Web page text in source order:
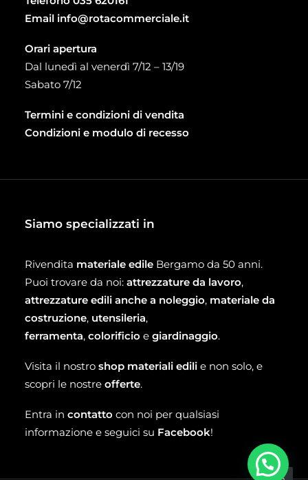
Email info@rotacommerciale.it
Orari apertura
Dal lunedì al venerdì 7/12 – 13/19
Sabato 7/12
Termini e condizioni di vendita
Condizioni e modulo di recesso
Siamo specializzati in
Rivendita materiale edile Bergamo da 50 anni.
Puoi trovare da noi: attrezzature da lavoro,
attrezzature edili anche a noleggio, materiale da
costruzione, utensileria,
ferramenta, colorificio e giardinaggio.
Visita il nostro shop materiali edili e non solo, e
scopri le nostre offerte.
Entra in contatto con noi per qualsiasi
informazione e seguici su Facebook!